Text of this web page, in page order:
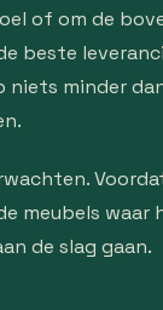
of om de
beste
minder
meubels waar
de slag gaan.